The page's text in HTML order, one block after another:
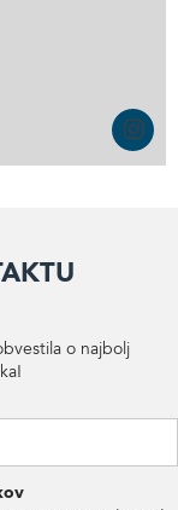
o najbolj